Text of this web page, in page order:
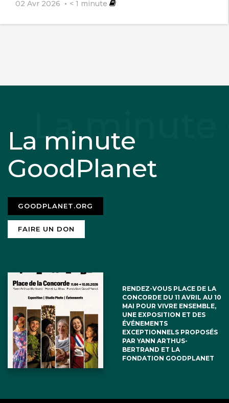
02 Avr 2026 < 1 minute
La minute
GoodPlanet
GOODPLANET.ORG
FAIRE UN DON
RENDEZ-VOUS PLACE DE LA
CONCORDE DU 11 AVRIL AU 10
MAI POUR VIVRE ENSEMBLE,
UNE EXPOSITION ET DES
ÉVÉNEMENTS
EXCEPTIONNELS PROPOSÉS
PAR YANN ARTHUS-
BERTRAND ET LA
FONDATION GOODPLANET